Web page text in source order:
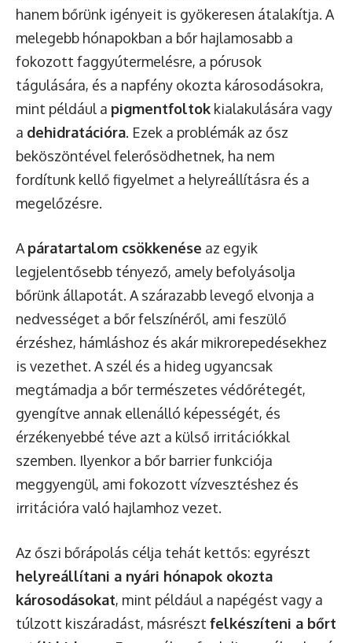
hanem bőrünk igényeit is gyökeresen átalakítja. A
melegebb hónapokban a bőr hajlamosabb a
fokozott faggyútermelésre, a pórusok
tágulására, és a napfény okozta károsodásokra,
mint például a pigmentfoltok kialakulására vagy
a dehidratációra. Ezek a problémák az ősz
beköszöntével felerősödhetnek, ha nem
fordítunk kellő figyelmet a helyreállításra és a
megelőzésre.
A páratartalom csökkenése az egyik
legjelentősebb tényező, amely befolyásolja
bőrünk állapotát. A szárazabb levegő elvonja a
nedvességet a bőr felszínéről, ami feszülő
érzéshez, hámláshoz és akár mikrorepedésekhez
is vezethet. A szél és a hideg ugyancsak
megtámadja a bőr természetes védőrétegét,
gyengítve annak ellenálló képességét, és
érzékenyebbé téve azt a külső irritációkkal
szemben. Ilyenkor a bőr barrier funkciója
meggyengül, ami fokozott vízvesztéshez és
irritációra való hajlamhoz vezet.
Az őszi bőrápolás célja tehát kettős: egyrészt
helyreállítani a nyári hónapok okozta
károsodásokat, mint például a napégést vagy a
túlzott kiszáradást, másrészt felkészíteni a bőrt